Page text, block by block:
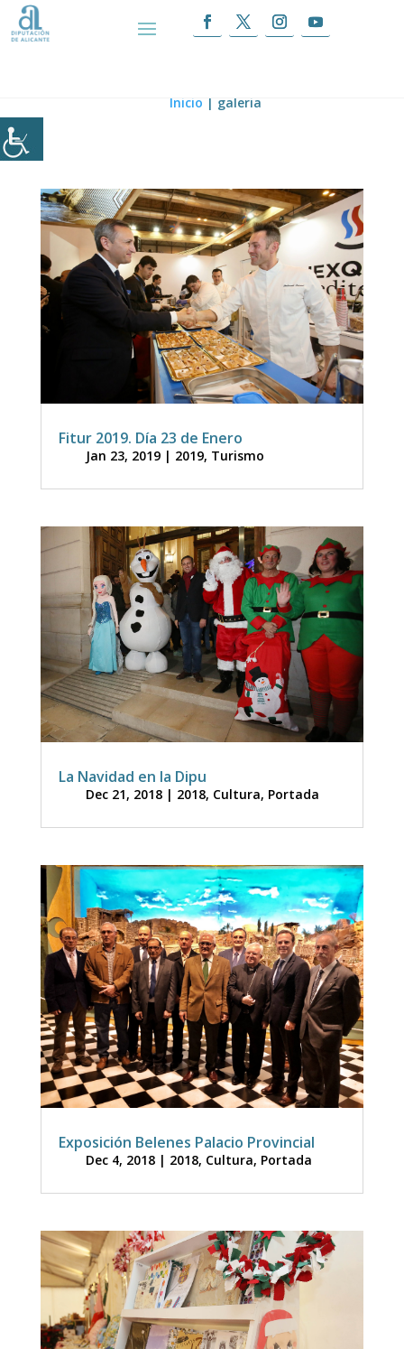
Inicio | galeria
Fitur 2019. Día 23 de Enero
Jan 23, 2019| 2019, Turismo
La Navidad en la Dipu
Dec 21, 2018| 2018, Cultura, Portada
Exposición Belenes Palacio Provincial
Dec 4, 2018| 2018, Cultura, Portada